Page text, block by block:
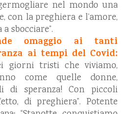
nel mondo una
con la preghiera e l’amore,
sbocciare”.
omaggio ai tanti
ai tempi del Covid:
giorni tristi che viviamo,
come quelle donne,
di speranza! Con piccoli
di preghiera”. Potente